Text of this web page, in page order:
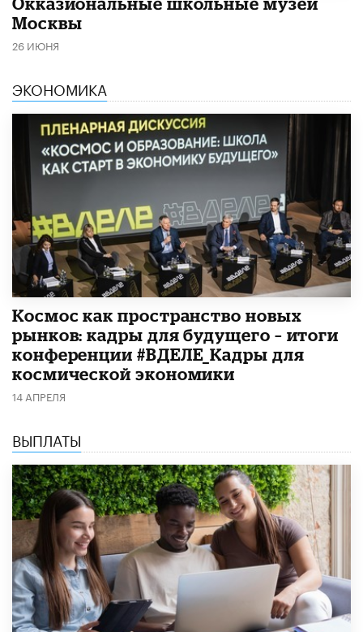
Москвы
26 ИЮНЯ
ЭКОНОМИКА
Космос как пространство новых
рынков: кадры для будущего – итоги
конференции #ВДЕЛЕ_Кадры для
космической экономики
14 АПРЕЛЯ
ВЫПЛАТЫ